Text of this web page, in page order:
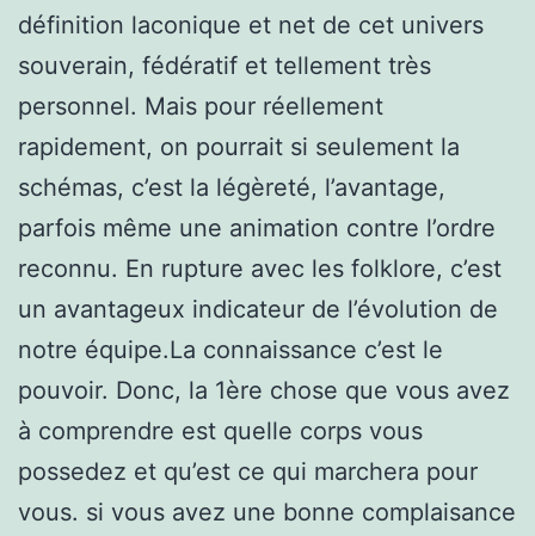
définition laconique et net de cet univers
souverain, fédératif et tellement très
personnel. Mais pour réellement
rapidement, on pourrait si seulement la
schémas, c’est la légèreté, l’avantage,
parfois même une animation contre l’ordre
reconnu. En rupture avec les folklore, c’est
un avantageux indicateur de l’évolution de
notre équipe.La connaissance c’est le
pouvoir. Donc, la 1ère chose que vous avez
à comprendre est quelle corps vous
possedez et qu’est ce qui marchera pour
vous. si vous avez une bonne complaisance